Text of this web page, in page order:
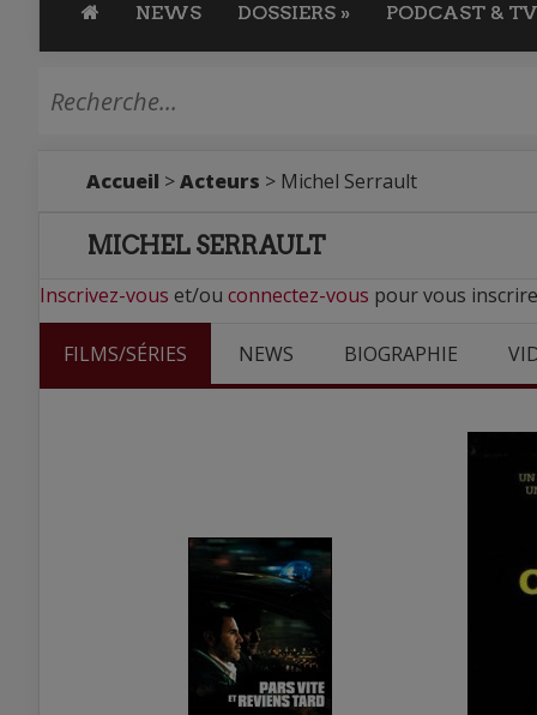
NEWS DOSSIERS » PODCAST & TV
Accueil >Acteurs > Michel Serrault
MICHEL SERRAULT
Inscrivez-vous et/ou connectez-vous pour vous
FILMS/SÉRIES NEWS BIOGRAPHIE